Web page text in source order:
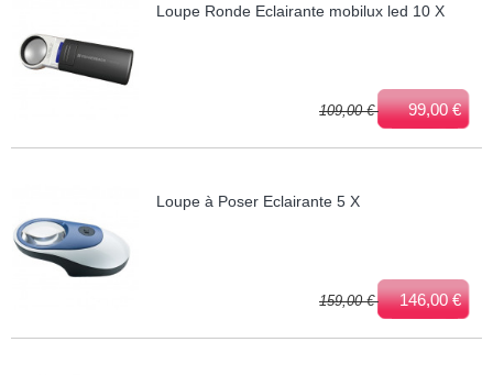
Loupe Ronde Eclairante mobilux led 10 X
109,00 € 99,00 €
Loupe à Poser Eclairante 5 X
159,00 € 146,00 €